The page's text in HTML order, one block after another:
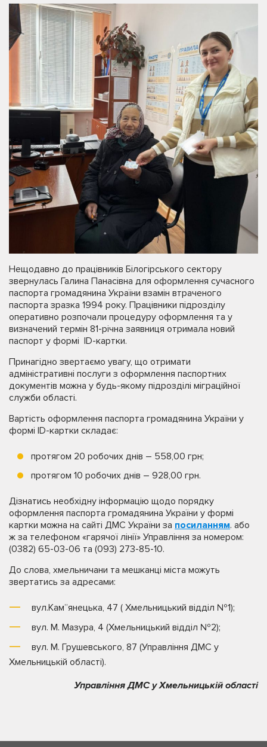
Нещодавно до працівників Білогірського сектору
звернулась Галина Панасівна для оформлення сучасного
паспорта громадянина України взамін втраченого
паспорта зразка 1994 року. Працівники підрозділу
оперативно розпочали процедуру оформлення та у
визначений термін 81-річна заявниця отримала новий
паспорт у формі ID-картки.
Принагідно звертаємо увагу, що отримати
адміністративні послуги з оформлення паспортних
документів можна у будь-якому підрозділі міграційної
служби області.
Вартість оформлення паспорта громадянина України у
формі ID-картки складає:
протягом 20 робочих днів – 558,00 грн;
протягом 10 робочих днів – 928,00 грн.
Дізнатись необхідну інформацію щодо порядку
оформлення паспорта громадянина України у формі
картки можна на сайті ДМС України за посиланням. або
ж за телефоном «гарячої лінії» Управління за номером:
(0382) 65-03-06 та (093) 273-85-10.
До слова, хмельничани та мешканці міста можуть
звертатись за адресами:
вул.Кам”янецька, 47 ( Хмельницький відділ №1);
вул. М. Мазура, 4 (Хмельницький відділ №2);
вул. М. Грушевського, 87 (Управління ДМС у
Хмельницькій області).
Управління ДМС у Хмельницькій області